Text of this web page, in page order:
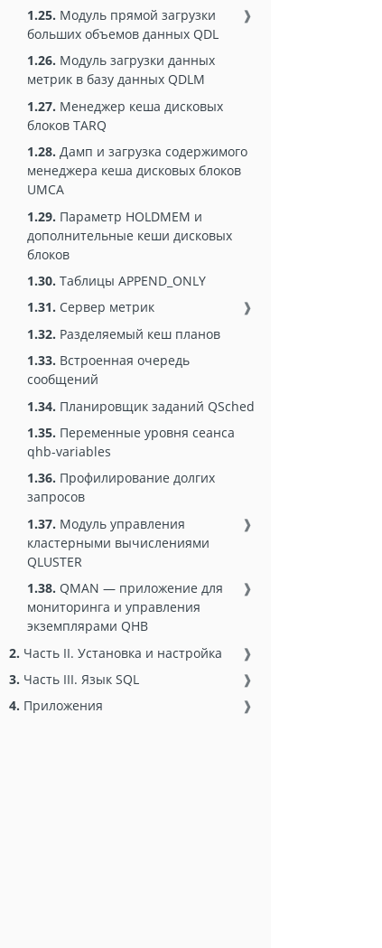
1.25. Модуль прямой загрузки
больших объемов данных QDL
❱
1.26. Модуль загрузки данных
метрик в базу данных QDLM
1.27. Менеджер кеша дисковых
блоков TARQ
1.28. Дамп и загрузка содержимого
менеджера кеша дисковых блоков
UMCA
1.29. Параметр HOLDMEM и
дополнительные кеши дисковых
блоков
1.30. Таблицы APPEND_ONLY
1.31. Сервер метрик
❱
1.32. Разделяемый кеш планов
1.33. Встроенная очередь
сообщений
1.34. Планировщик заданий QSched
1.35. Переменные уровня сеанса
qhb-variables
1.36. Профилирование долгих
запросов
1.37. Модуль управления
кластерными вычислениями
QLUSTER
❱
1.38. QMAN — приложение для
мониторинга и управления
экземплярами QHB
❱
2. Часть II. Установка и настройка
❱
3. Часть III. Язык SQL
❱
4. Приложения ❱